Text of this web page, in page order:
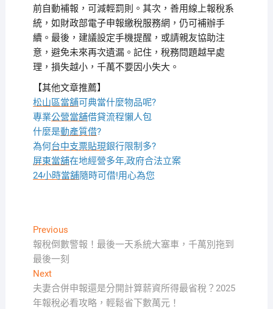
前自動補報，可減輕罰則。其次，善用線上報稅系
統，如財政部電子申報繳稅服務網，仍可補辦手
續。最後，建議設定手機提醒，或請親友協助注
意，避免未來再次遺漏。記住，稅務問題越早處
理，損失越小，千萬不要因小失大。
【其他文章推薦】
松山區當舖可典當什麼物品呢?
專業公營當舖借貸流程懶人包
什麼是動產質借?
為何台中支票貼現銀行限制多?
屏東當舖在地經營多年,政府合法立案
24小時當舖隨時可借!用心為您
文
章
導
覽
PreviousPrevious
post:
報稅倒數警報！最後一天系統大塞車，千萬別拖到
最後一刻
NextNext
post:
夫妻合併申報還是分開計算薪資所得最省稅？2025
年報稅必看攻略，輕鬆省下數萬元！